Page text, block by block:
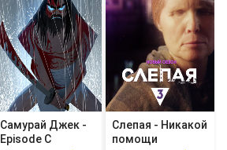
Самурай Джек -
Episode C
Слепая - Никакой
помощи